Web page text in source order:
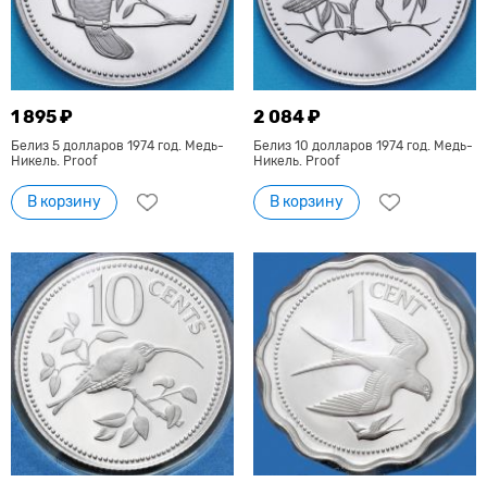
1 895 ₽
Белиз 5 долларов 1974 год. Медь-
Никель. Proof
В корзину
2 084 ₽
Белиз 10 долларов 1974 год. Медь-
Никель. Proof
В корзину